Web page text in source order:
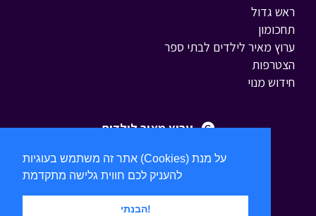
אתר זה משתמש בעוגיות (Cookies) על מנת
הבנתי!
ראש גדול
תחכומון
ערוץ מאיר לילדים לבתי ספר
הצטרפות
חידוש מנוי
ערוץ מאיר לילדים